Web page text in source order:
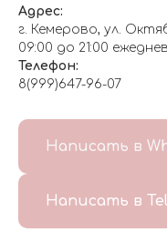
Адрес:
г. Кемерово, ул.
09:00 до 21:00
Телефон:
8(999)647-96-07
Написать в
Написать в